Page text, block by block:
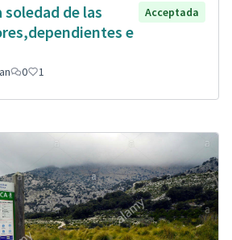
de las
e
Acceptada
0 1